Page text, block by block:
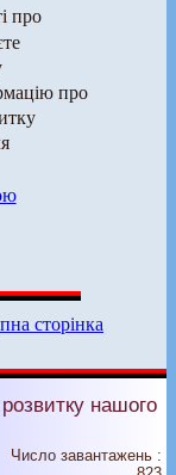
про
про
сторінка
нашого
Число завантажень :